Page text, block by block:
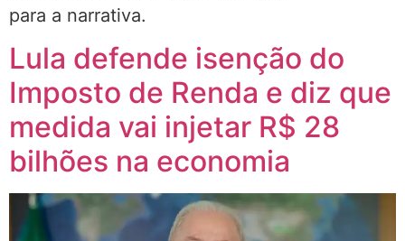
para a narrativa.
Lula defende isenção do
Imposto de Renda e diz que
medida vai injetar R$ 28
bilhões na economia